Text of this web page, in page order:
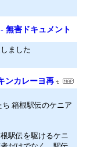
無害ドキュメント
ました
ンカレーヨ再
箱根駅伝のケニア
駅伝を駆けるケニ